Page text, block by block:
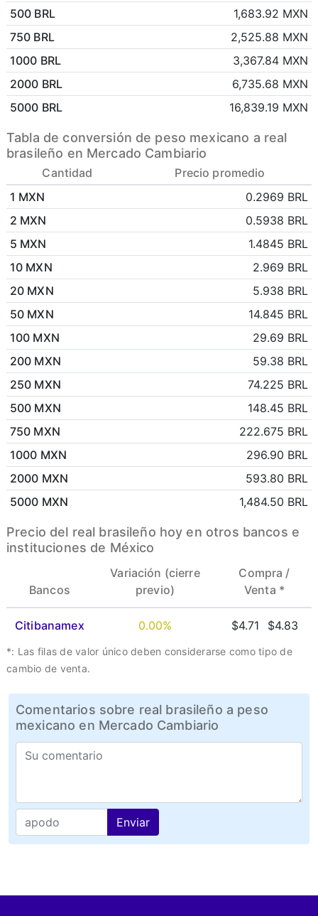
500 BRL
1,683.92 MXN
750 BRL
2,525.88 MXN
1000 BRL
3,367.84 MXN
2000 BRL
6,735.68 MXN
5000 BRL
16,839.19 MXN
Tabla de conversión de peso mexicano a real
brasileño en Mercado Cambiario
Cantidad
Precio promedio
1 MXN
0.2969 BRL
2 MXN
0.5938 BRL
5 MXN
1.4845 BRL
10 MXN
2.969 BRL
20 MXN
5.938 BRL
50 MXN
14.845 BRL
100 MXN
29.69 BRL
200 MXN
59.38 BRL
250 MXN
74.225 BRL
500 MXN
148.45 BRL
750 MXN
222.675 BRL
1000 MXN
296.90 BRL
2000 MXN
593.80 BRL
5000 MXN
1,484.50 BRL
Precio del real brasileño hoy en otros bancos e
instituciones de México
Bancos
Variación (cierre
previo)
Compra /
Venta *
Citibanamex 0.00% $4.71 $4.83
*: Las filas de valor único deben considerarse como tipo de
cambio de venta.
Comentarios sobre real brasileño a peso
mexicano en Mercado Cambiario
Enviar